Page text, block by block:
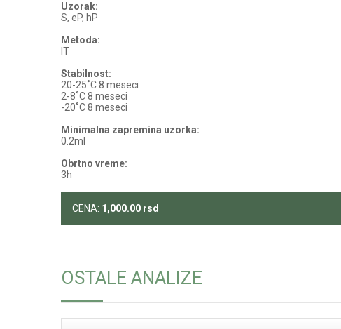
Uzorak:
S, eP, hP
Metoda:
IT
Stabilnost:
20-25˚C 8 meseci
2-8˚C 8 meseci
-20˚C 8 meseci
Minimalna zapremina uzorka:
0.2ml
Obrtno vreme:
3h
CENA: 1,000.00 rsd
OSTALE ANALIZE